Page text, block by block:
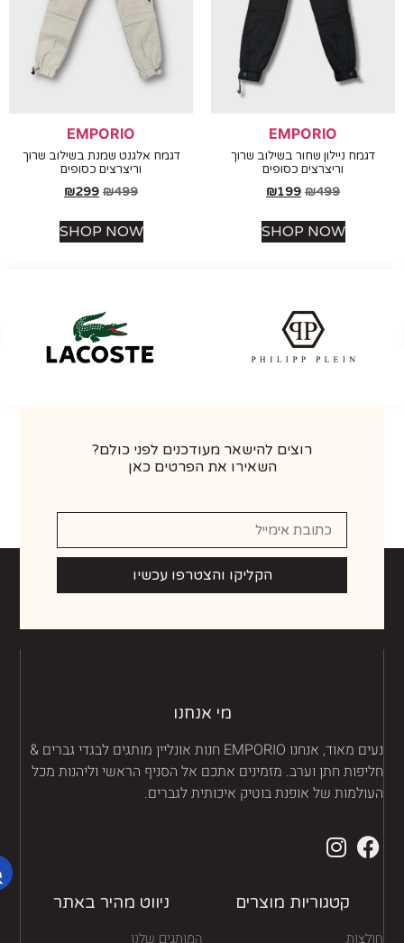
EMPORIO
ניילון שחור בשילוב שרוך
וריצרצים כסופים
₪
₪199
SHOP NOW
EMPORIO
דגמח אלגנט שמנת בשילוב שרוך
וריצרצים כסופים
₪
₪299
SHOP NOW
רוצים להישאר מעודכנים לפני כולם?
השאירו את הפרטים כאן
הקליקו והצטרפו עכשיו
מי אנחנו
נעים מאוד, אנחנו EMPORIO חנות אונליין מותגים לבגדי גברים &
חתן וערב. מזמינים אתכם אל הסניף הראשי וליהנות מכל
של אופנת בוטיק איכותית לגברים.
קטגוריות מוצרים
ניווט מהיר באתר
המותגים שלנו